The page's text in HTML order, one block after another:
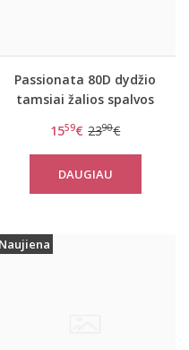
Passionata 80D dydžio
tamsiai žalios spalvos
1559€ 2390€
DAUGIAU
Naujiena